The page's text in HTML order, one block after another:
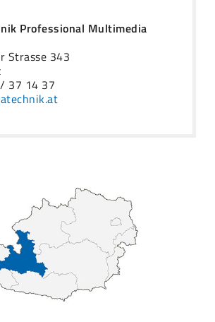
Professional Multimedia
Strasse 343
37 14 37